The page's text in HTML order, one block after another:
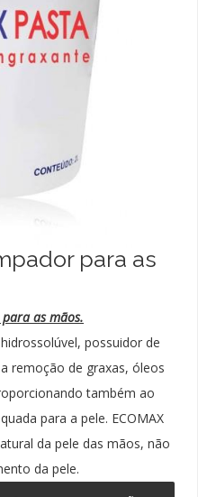
para as
as mãos.
possuidor de
remoção de graxas, óleos
também ao
para a pele. ECOMAX
da pele das mãos, não
da pele.